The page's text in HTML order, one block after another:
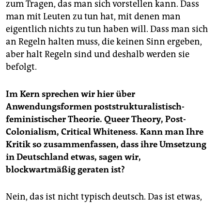
zum Tragen, das man sich vorstellen kann. Dass
man mit Leuten zu tun hat, mit denen man
eigentlich nichts zu tun haben will. Dass man sich
an Regeln halten muss, die keinen Sinn ergeben,
aber halt Regeln sind und deshalb werden sie
befolgt.
Im Kern sprechen wir hier über
Anwendungsformen poststrukturalistisch-
feministischer Theorie. Queer Theory, Post-
Colonialism, Critical Whiteness. Kann man Ihre
Kritik so zusammenfassen, dass ihre Umsetzung
in Deutschland etwas, sagen wir,
blockwartmäßig geraten ist?
Nein, das ist nicht typisch deutsch. Das ist etwas,